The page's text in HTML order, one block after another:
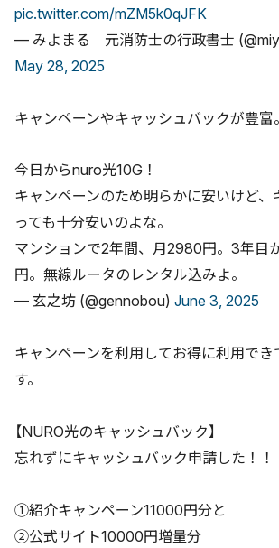
pic.twitter.com/mZM5k0qJFK
— みよまる｜元消防士の行政書士
May 28, 2025
キャンペーンやキャッシュバックが豊富。
今日からnuro光10G！
キャンペーンのため明らかに安いけど、
っても十分安いのよな。
マンションで2年間、月2980円。3年目
円。無線ルータのレンタル込みよ。
— 玄之坊 (@gennobou) June 3, 2025
キャンペーンを利用してお得に利用でき
す。
【NURO光のキャッシュバック】
忘れずにキャッシュバック申請した！！
①紹介キャンペーン11000円分と
②公式サイト10000円増量分